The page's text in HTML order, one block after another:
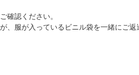
確認ください。
、服が入っているビニル袋を一緒にご返